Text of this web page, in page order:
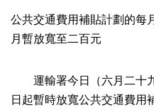
公共交通費用補貼計劃的每
月暫放寬至二百元
運輸署今日（六月二十
日起暫時放寬公共交通費用